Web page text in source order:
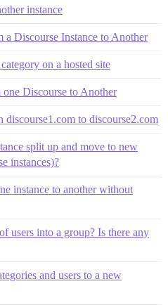
instance
Discourse Instance to Another
on a hosted site
Discourse to Another
to discourse2.com
split up and move to new
instances)?
instance to another without
users into a group? Is there any
and users to a new